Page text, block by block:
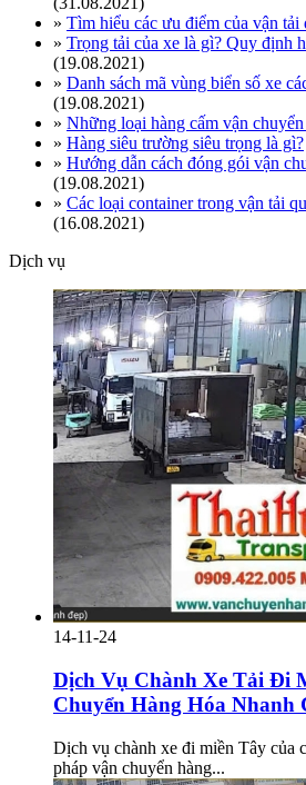
» Tìm hiểu các ưu điểm của vận tải
» Trọng tải của xe là gì? Quy định
(19.08.2021)
» Danh sách mã vùng biển số xe
(19.08.2021)
» Những loại hàng cấm vận
» Hàng siêu trường siêu trọng là gì?
» Hướng dẫn cách đóng gói vận
(19.08.2021)
» Các loại container trong vận tải
(16.08.2021)
Dịch vụ
14-11-24
Dịch Vụ Chành Xe Tải Đi
Chuyển Hàng Hóa Nhanh
Dịch vụ chành xe đi miền Tây của
pháp vận chuyển hàng...